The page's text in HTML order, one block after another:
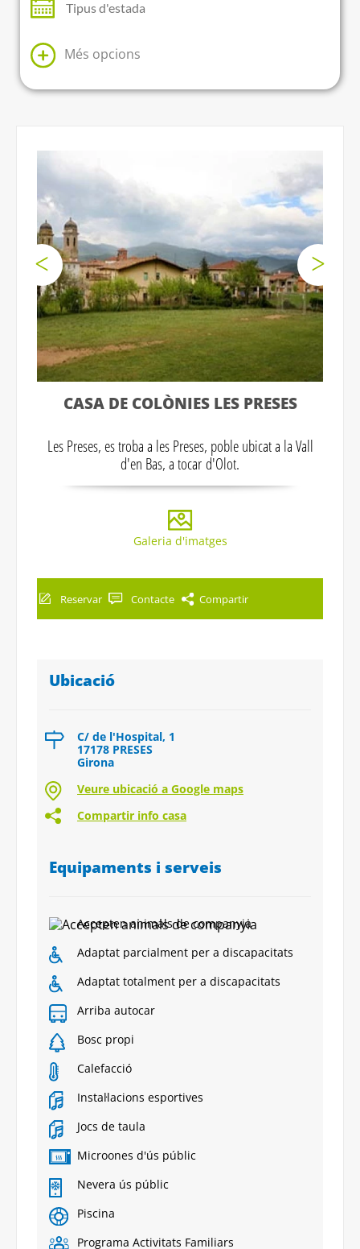
Més opcions
CASA DE COLÒNIES LES PRESES
Les Preses, es troba a les Preses, poble ubicat a la Vall
d'en Bas, a tocar d'Olot.
Galeria d'imatges
Reservar Contacte Compartir
Ubicació
C/ de l'Hospital, 1
17178 PRESES
Girona
Veure ubicació a Google maps
Compartir info casa
Equipaments i serveis
Accepten animals de companyia
Adaptat parcialment per a discapacitats
Adaptat totalment per a discapacitats
Arriba autocar
Bosc propi
Calefacció
Instal·lacions esportives
Jocs de taula
Microones d'ús públic
Nevera ús públic
Piscina
Programa Activitats Familiars